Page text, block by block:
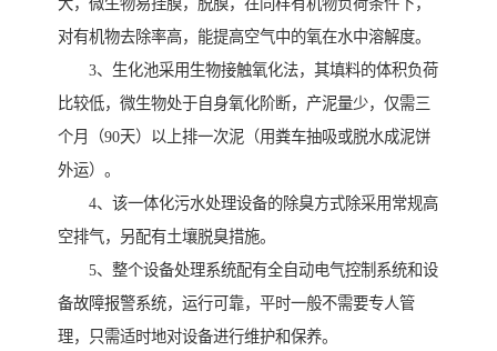
大，微生物易挂膜，脱膜，在同样有机物负荷条件下，
对有机物去除率高，能提高空气中的氧在水中溶解度。
3、生化池采用生物接触氧化法，其填料的体积负荷
比较低，微生物处于自身氧化阶断，产泥量少，仅需三
个月（90天）以上排一次泥（用粪车抽吸或脱水成泥饼
外运）。
4、该一体化污水处理设备的除臭方式除采用常规高
空排气，另配有土壤脱臭措施。
5、整个设备处理系统配有全自动电气控制系统和设
备故障报警系统，运行可靠，平时一般不需要专人管
理，只需适时地对设备进行维护和保养。